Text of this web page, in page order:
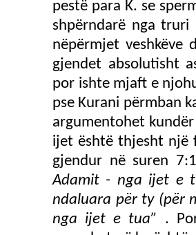
pestë para K. se
shpërndarë nga truri
nëpërmjet veshkëve
gjendet absolutisht
por ishte mjaft e
pse Kurani përmban
argumentohet
ijet është thjesht një
gjendur në suren
Adamit - nga ijet e
ndaluara për ty (për
nga ijet e tua” .